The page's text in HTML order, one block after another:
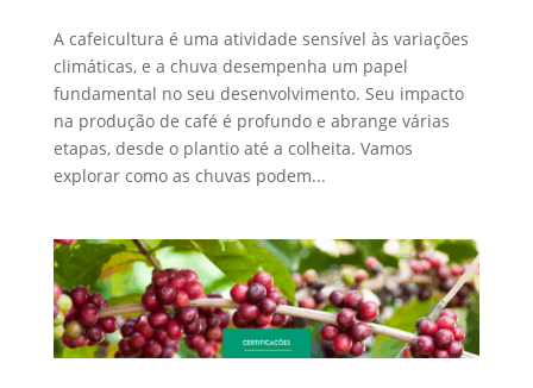
A cafeicultura é uma atividade sensível às variações
climáticas, e a chuva desempenha um papel
fundamental no seu desenvolvimento. Seu impacto
na produção de café é profundo e abrange várias
etapas, desde o plantio até a colheita. Vamos
explorar como as chuvas podem...